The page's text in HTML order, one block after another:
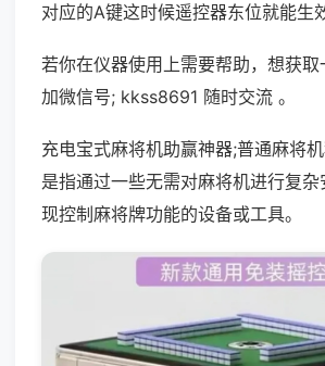
对应的A键这时候遥控器东位就能生
若你在仪器使用上需要帮助，想获
加微信号; kkss8691 随时交流 。
充电宝式麻将机助赢神器;普通麻将
是指通过一些无需对麻将机进行复
现控制麻将牌功能的设备或工具。